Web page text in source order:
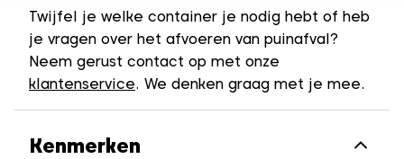
Twijfel je welke container je nodig hebt of heb
je vragen over het afvoeren van puinafval?
Neem gerust contact op met onze
klantenservice. We denken graag met je mee.
Kenmerken